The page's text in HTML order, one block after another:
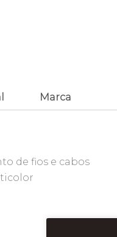
Marca
de fios e cabos